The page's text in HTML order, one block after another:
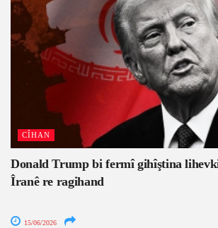
CÎHAN
Donald Trump bi fermî gihîştina
Îranê re ragihand
15/06/2026